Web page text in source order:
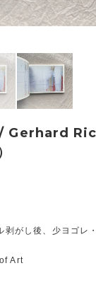
剥がし後、少ヨゴレ
Art